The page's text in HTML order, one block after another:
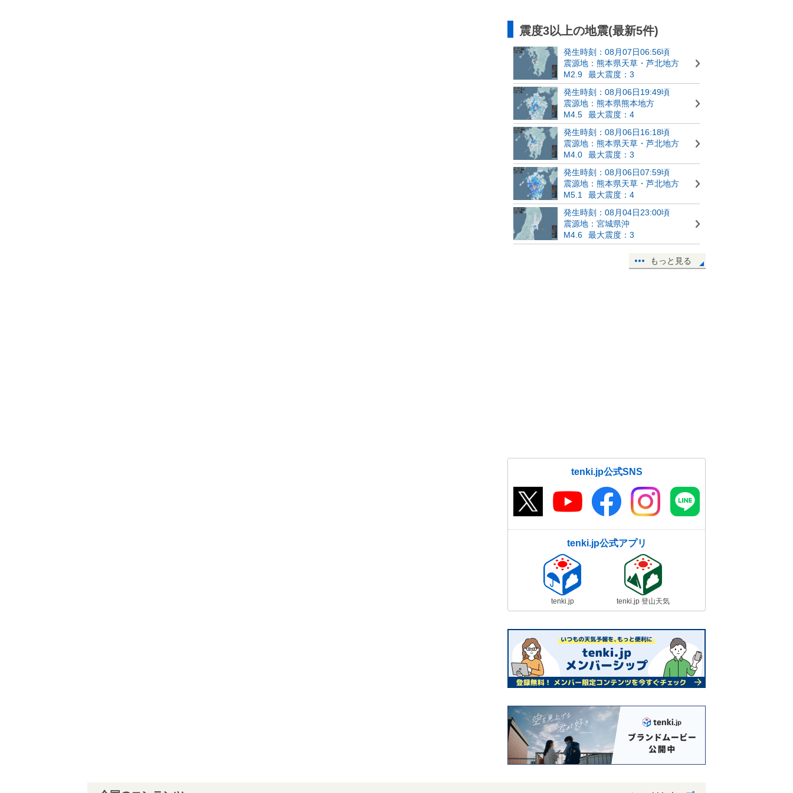
震度3以上の地震(最新5件)
発生時刻：08月07日06:56頃
震源地：熊本県天草・芦北地方
M2.9
最大震度：3
発生時刻：08月06日19:49頃
震源地：熊本県熊本地方
M4.5
最大震度：4
発生時刻：08月06日16:18頃
震源地：熊本県天草・芦北地方
M4.0
最大震度：3
発生時刻：08月06日07:59頃
震源地：熊本県天草・芦北地方
M5.1
最大震度：4
発生時刻：08月04日23:00頃
震源地：宮城県沖
M4.6
最大震度：3
もっと見る
tenki.jp公式SNS
tenki.jp公式アプリ
tenki.jp tenki.jp 登山天気